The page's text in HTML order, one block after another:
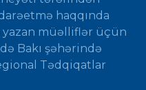
haqqında
müəlliflər üçün
Bakı şəhərində
Tədqiqatlar